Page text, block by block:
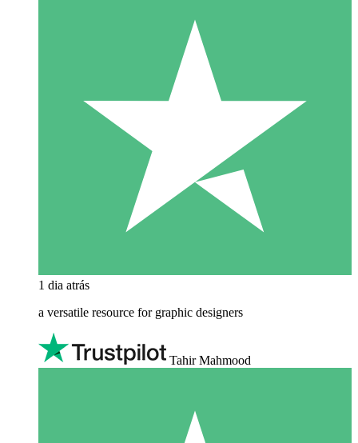
1 dia atrás
a versatile resource for graphic designers
Tahir Mahmood